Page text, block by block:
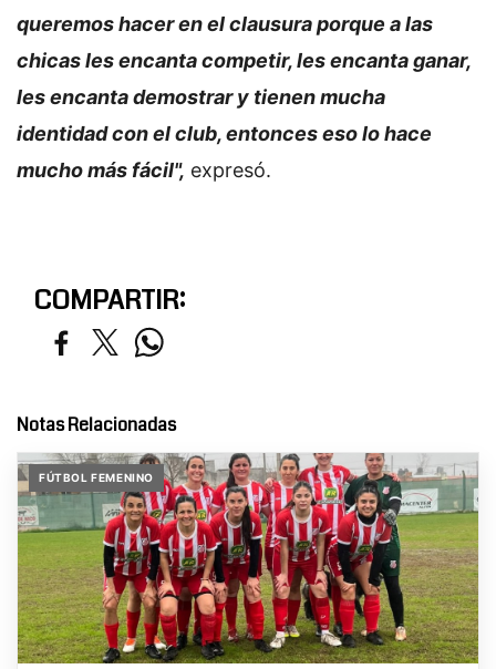
queremos hacer en el clausura porque a las
chicas les encanta competir, les encanta ganar,
les encanta demostrar y tienen mucha
identidad con el club, entonces eso lo hace
mucho más fácil", expresó.
COMPARTIR:
Notas Relacionadas
FÚTBOL FEMENINO